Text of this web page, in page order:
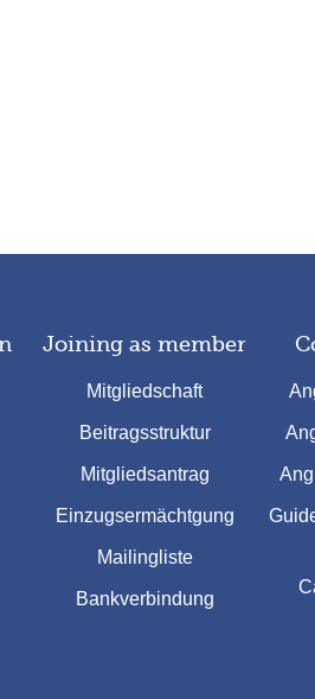
Joining as member
Mitgliedschaft
Beitragsstruktur
Mitgliedsantrag
Einzugsermächtgung
Mailingliste
Bankverbindung